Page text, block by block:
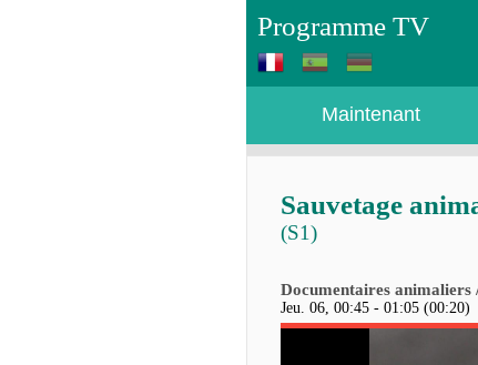
Programme TV
Maintenant
Sauvetage
(S1)
Documentaires animaliers
Jeu. 06, 00:45 - 01:05 (00:20)